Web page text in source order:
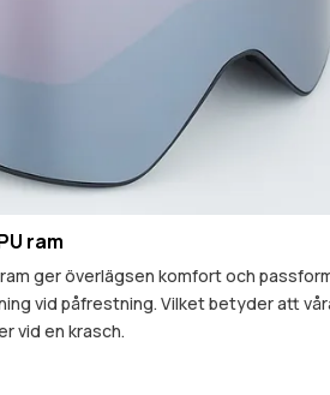
ram
ger överlägsen komfort och
vid påfrestning. Vilket betyder att
vid en krasch.